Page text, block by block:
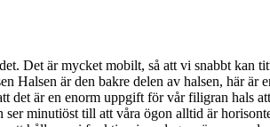
Det är mycket mobilt, så att vi snabbt kan
Halsen är den bakre delen av halsen, här är
det är en enorm uppgift för vår filigran hals
minutiöst till att våra ögon alltid är